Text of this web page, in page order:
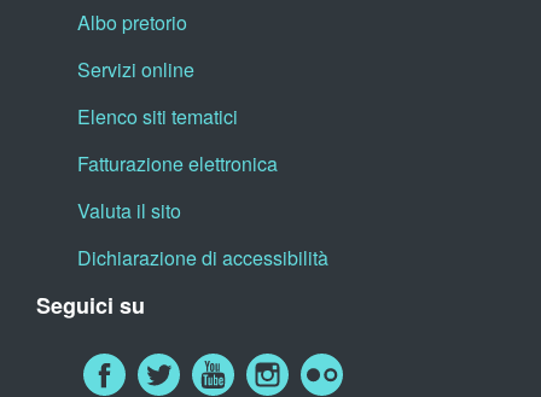
Albo pretorio
Servizi online
Elenco siti tematici
Fatturazione elettronica
Valuta il sito
Dichiarazione di accessibilità
Seguici su